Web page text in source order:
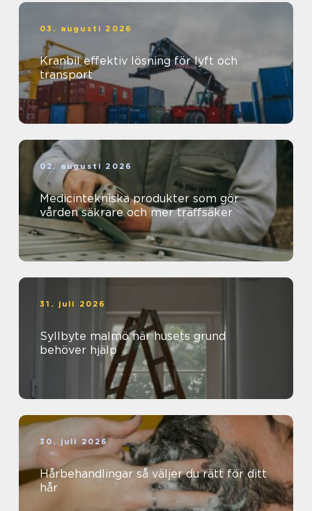
03. augusti 2026
Kranbil effektiv lösning för lyft och
transport
02. augusti 2026
Medicintekniska produkter som gör
vården säkrare och mer träffsäker
31. juli 2026
Syllbyte malmö när husets grund
behöver hjälp
30. juli 2026
Hårbehandlingar så väljer du rätt för ditt
hår